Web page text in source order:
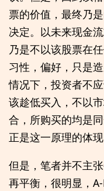
票的价值，最终乃
决定。以未来现金
乃是不以该股票在
习性，偏好，只是
情况下，投资者不
该趁低买入，不以
合，所购买的均是
正是这一原理的体现
但是，笔者并不主
再平衡，很明显，